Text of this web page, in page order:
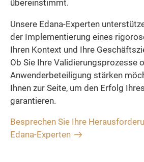
übereinstimmt.
Unsere Edana-Experten
der Implementierung eines
Ihren Kontext und Ihre
Ob Sie Ihre Validierungsprozesse
Anwenderbeteiligung stärken
Ihnen zur Seite, um den Erfolg
garantieren.
Besprechen Sie Ihre
Edana-Experten